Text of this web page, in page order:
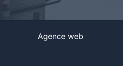
Agence web